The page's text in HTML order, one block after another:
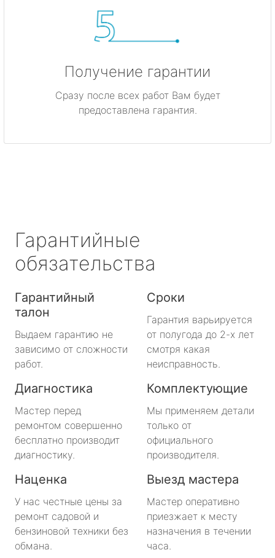
Получение гарантии
Сразу после всех работ Вам будет
предоставлена гарантия.
Гарантийные
обязательства
Гарантийный
талон
Выдаем гарантию не
зависимо от сложности
работ.
Сроки
Гарантия варьируется
от полугода до 2-х лет
смотря какая
неисправность.
Диагностика
Мастер перед
ремонтом совершенно
бесплатно производит
диагностику.
Комплектующие
Мы применяем детали
только от
официального
производителя.
Наценка
У нас честные цены за
ремонт садовой и
бензиновой техники без
обмана.
Выезд мастера
Мастер оперативно
приезжает к месту
назначения в течении
часа.